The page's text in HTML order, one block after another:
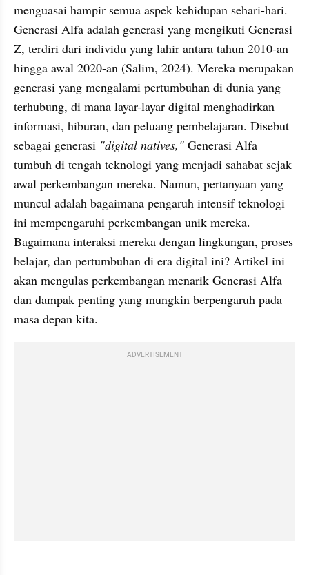
menguasai hampir semua aspek kehidupan sehari-hari.
Generasi Alfa adalah generasi yang mengikuti Generasi
Z, terdiri dari individu yang lahir antara tahun 2010-an
hingga awal 2020-an (Salim, 2024). Mereka merupakan
generasi yang mengalami pertumbuhan di dunia yang
terhubung, di mana layar-layar digital menghadirkan
informasi, hiburan, dan peluang pembelajaran. Disebut
sebagai generasi "digital natives," Generasi Alfa
tumbuh di tengah teknologi yang menjadi sahabat sejak
awal perkembangan mereka. Namun, pertanyaan yang
muncul adalah bagaimana pengaruh intensif teknologi
ini mempengaruhi perkembangan unik mereka.
Bagaimana interaksi mereka dengan lingkungan, proses
belajar, dan pertumbuhan di era digital ini? Artikel ini
akan mengulas perkembangan menarik Generasi Alfa
dan dampak penting yang mungkin berpengaruh pada
masa depan kita.
ADVERTISEMENT